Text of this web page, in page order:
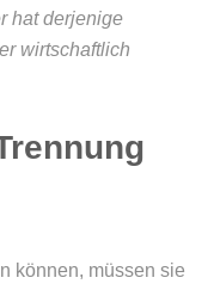
hat derjenige
wirtschaftlich
können, müssen sie